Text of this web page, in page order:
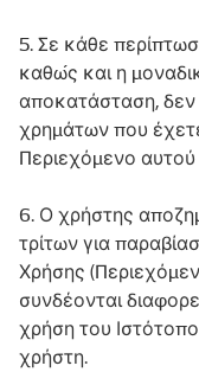
5. Σε κάθε
καθώς και η
αποκατάσταση, δεν
χρημάτων που
Περιεχόμενο
6. Ο χρήστης
τρίτων για
Χρήσης
συνδέονται
χρήση του
χρήστη.